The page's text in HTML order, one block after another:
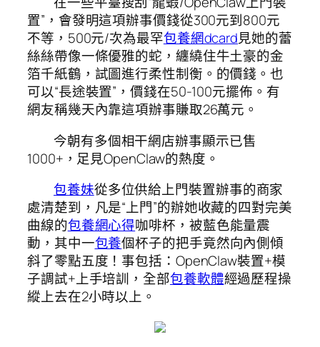
置”，會發明這項辦事價錢從300元到800元
不等，500元/次為最罕包養網dcard見她的蕾
絲絲帶像一條優雅的蛇，纏繞住牛土豪的金
箔千紙鶴，試圖進行柔性制衡。的價錢。也
可以“長途裝置”，價錢在50-100元擺佈。有
網友稱幾天內靠這項辦事賺取26萬元。
今朝有多個相干網店辦事顯示已售
1000+，足見OpenClaw的熱度。
包養妹從多位供給上門裝置辦事的商家
處清楚到，凡是“上門”的辦她收藏的四對完美
曲線的包養網心得咖啡杯，被藍色能量震
動，其中一包養個杯子的把手竟然向內側傾
斜了零點五度！事包括：OpenClaw裝置+模
子調試+上手培訓，全部包養軟體經過歷程操
縱上去在2小時以上。